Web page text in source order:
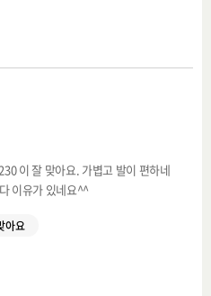
이 잘 맞아요. 가볍고 발이 편하네
이유가 있네요^^
아요